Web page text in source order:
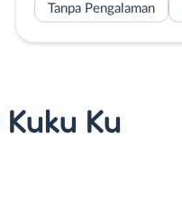
Tanpa Pengalaman
Kuku Ku